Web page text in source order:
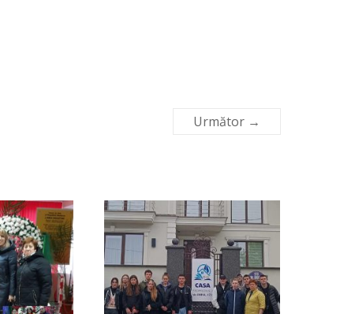
Următor →